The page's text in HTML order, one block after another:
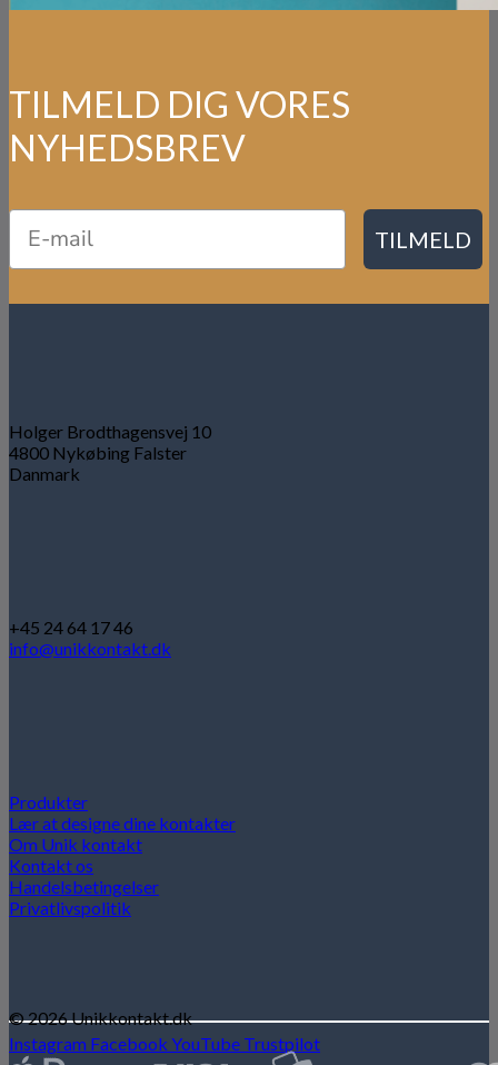
TILMELD DIG VORES
NYHEDSBREV
TILMELD
Holger Brodthagensvej 10
4800 Nykøbing Falster
Danmark
+45 24 64 17 46
info@unikkontakt.dk
Produkter
Lær at designe dine kontakter
Om Unik kontakt
Kontakt os
Handelsbetingelser
Privatlivspolitik
Instagram Facebook YouTube Trustpilot
© 2026 Unikkontakt.dk